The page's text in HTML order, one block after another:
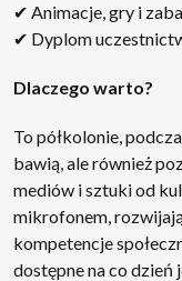
✔ Animacje, gry i
✔ Dyplom
Dlaczego warto?
To półkolonie,
bawią, ale również
mediów i sztuki od
mikrofonem,
kompetencje
dostępne na co